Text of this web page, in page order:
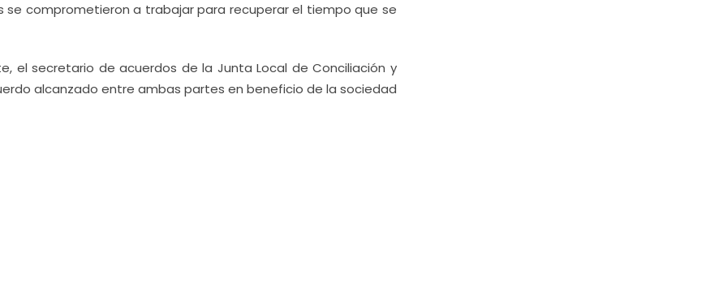
comprometieron a trabajar para recuperar el tiempo que se
el secretario de acuerdos de la Junta Local de Conciliación y
alcanzado entre ambas partes en beneficio de la sociedad